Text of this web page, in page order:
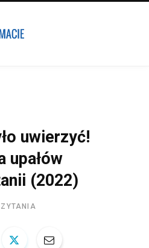
uwierzyć!
upałów
(2022)